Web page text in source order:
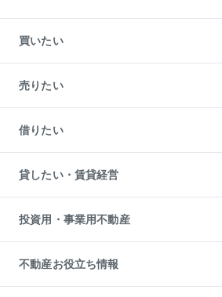
買いたい
新築・分譲マンションの購入
中古マンションの購入
一戸建ての購入
中古一戸建ての購入
不動産購入の流れ
注目キーワード物件特集
購入ガイド
English 繁体中文簡体中文
売りたい
一戸建ての売却・査定
土地の売却・査定
スピードAI査定
不動産査定について
不動産売却の流れ
不動産買換えの流れ
売却ガイド
借りたい
オフィス・店舗の賃貸
借りるときの流れ
借りるガイド
貸したい・賃貸経営
マンション賃料データ
賃貸管理プラン
リロケーションについて
貸すガイド
投資用・事業用不動産
事業用不動産
マンション投資
投資用マンション
不動産お役立ち情報